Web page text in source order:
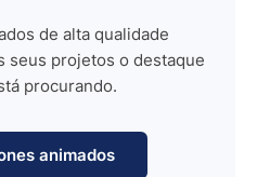
de alta qualidade
seus projetos o destaque
procurando.
animados